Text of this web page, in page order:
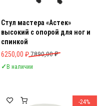
₽.
Стул мастера «Астек»
высокий с опорой для ног и
спинкой
7890,00₽
Первоначальная цена
6250,00 ₽
Текущая цена: 6250,00 ₽.
✓В наличии
-24%